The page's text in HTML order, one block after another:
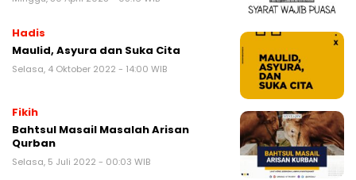
Hadis
Maulid, Asyura dan Suka Cita
Selasa, 4 Oktober 2022 - 14:00 WIB
Fikih
Bahtsul Masail Masalah Arisan
Qurban
Selasa, 5 Juli 2022 - 00:03 WIB